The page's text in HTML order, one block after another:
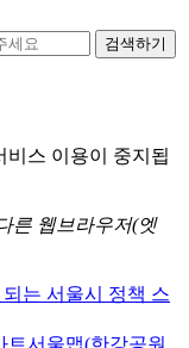
검색하기
비스 이용이 중지됩
른 웹브라우저(엣